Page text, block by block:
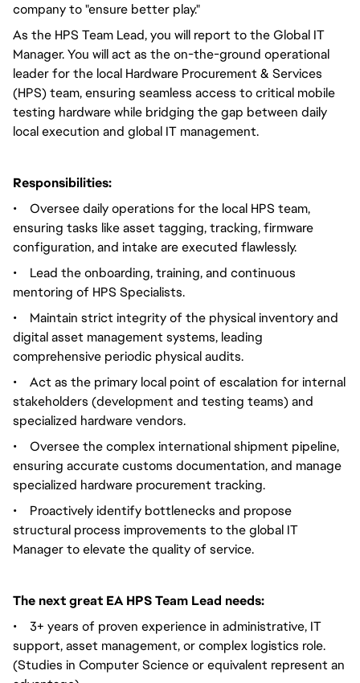
company to "ensure better play."
As the HPS Team Lead, you will report to the Global IT
Manager. You will act as the on-the-ground operational
leader for the local Hardware Procurement & Services
(HPS) team, ensuring seamless access to critical mobile
testing hardware while bridging the gap between daily
local execution and global IT management.
Responsibilities:
•
Oversee daily operations for the local HPS team,
ensuring tasks like asset tagging, tracking, firmware
configuration, and intake are executed flawlessly.
•
Lead the onboarding, training, and continuous
mentoring of HPS Specialists.
•
Maintain strict integrity of the physical inventory and
digital asset management systems, leading
comprehensive periodic physical audits.
•
Act as the primary local point of escalation for internal
stakeholders (development and testing teams) and
specialized hardware vendors.
•
Oversee the complex international shipment pipeline,
ensuring accurate customs documentation, and manage
specialized hardware procurement tracking.
•
Proactively identify bottlenecks and propose
structural process improvements to the global IT
Manager to elevate the quality of service.
The next great EA HPS Team Lead needs:
•
3+ years of proven experience in administrative, IT
support, asset management, or complex logistics role.
(Studies in Computer Science or equivalent represent an